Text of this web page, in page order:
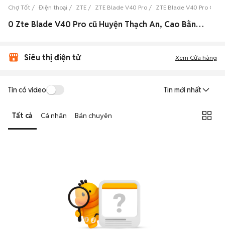
Chợ Tốt Điện thoại ZTE ZTE Blade V40 Pro ZTE Blade V40 Pro Cao
0 Zte Blade V40 Pro cũ Huyện Thạch An, Cao Bằng đẹp
Siêu thị điện tử Xem Cửa hàng
Tin có video Tin mới nhất
Tất cả Cá nhân Bán chuyên